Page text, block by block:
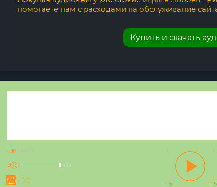
помогаете нам с расходами на обслуживание
Купить и скачать
100
-15 +15
AUTO